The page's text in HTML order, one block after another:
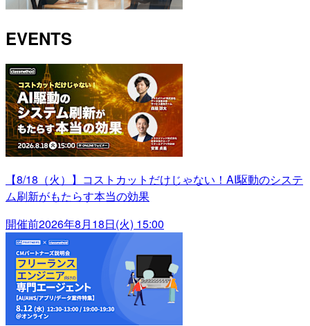
EVENTS
【8/18（火）】コストカットだけじゃない！AI駆動のシステ
ム刷新がもたらす本当の効果
開催前2026年8月18日(火) 15:00